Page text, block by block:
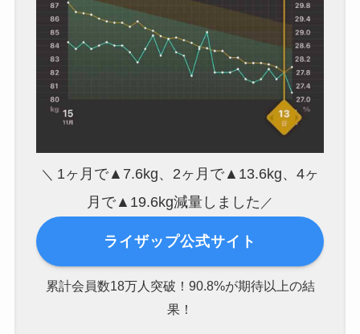
＼ 1ヶ月で▲7.6kg、2ヶ月で▲13.6kg、4ヶ
月で▲19.6kg減量しました ／
ライザップ公式サイト
累計会員数18万人突破！90.8%が期待以上の結
果！